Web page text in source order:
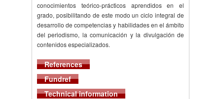
conocimientos teórico-prácticos aprendidos en el
grado, posibilitando de este modo un ciclo integral de
desarrollo de competencias y habilidades en el ámbito
del periodismo, la comunicación y la divulgación de
contenidos especializados.
References
Fundref
Technical information